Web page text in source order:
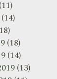
(11)
(14)
(18)
(14)
(13)